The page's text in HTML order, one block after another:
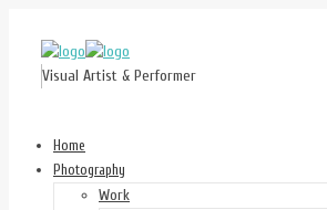
Visual Artist & Performer
Home
Photography
Work